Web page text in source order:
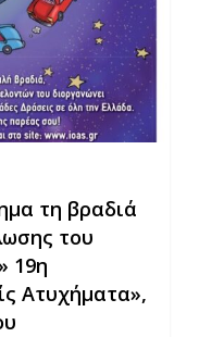
τη βραδιά
του
19η
Ατυχήματα»,